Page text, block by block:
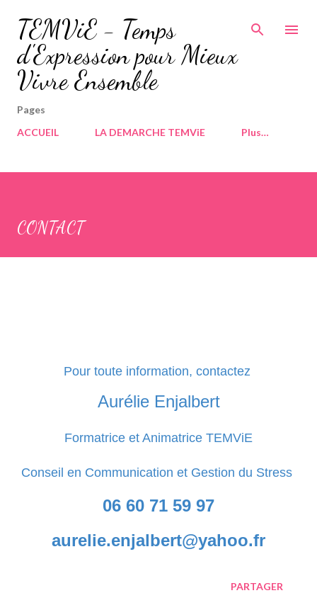
Accéder au contenu principal
TEMViE - Temps
d'Expression pour Mieux
Vivre Ensemble
Pages
ACCUEIL
LA DEMARCHE TEMViE Plus…
CONTACT
Pour toute information, contactez
Aurélie Enjalbert
Formatrice et Animatrice TEMViE
Conseil en Communication et Gestion du Stress
06 60 71 59 97
aurelie.enjalbert@yahoo.fr
PARTAGER